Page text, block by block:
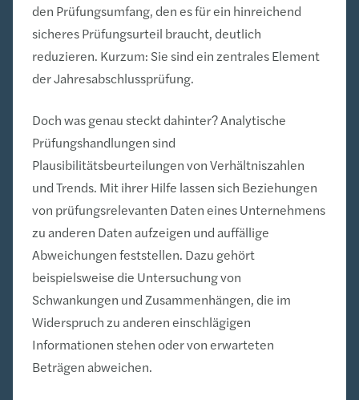
den Prüfungsumfang, den es für ein hinreichend
sicheres Prüfungsurteil braucht, deutlich
reduzieren. Kurzum: Sie sind ein zentrales Element
der Jahresabschlussprüfung.
Doch was genau steckt dahinter? Analytische
Prüfungshandlungen sind
Plausibilitätsbeurteilungen von Verhältniszahlen
und Trends. Mit ihrer Hilfe lassen sich Beziehungen
von prüfungsrelevanten Daten eines Unternehmens
zu anderen Daten aufzeigen und auffällige
Abweichungen feststellen. Dazu gehört
beispielsweise die Untersuchung von
Schwankungen und Zusammenhängen, die im
Widerspruch zu anderen einschlägigen
Informationen stehen oder von erwarteten
Beträgen abweichen.